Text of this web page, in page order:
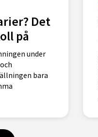
Det
på
under
bara